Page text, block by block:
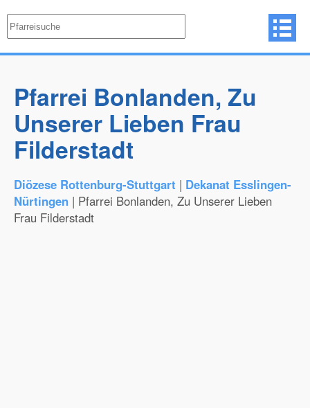
Pfarrei Bonlanden, Zu
Unserer Lieben Frau
Filderstadt
Diözese Rottenburg-Stuttgart | Dekanat Esslingen-
Nürtingen | Pfarrei Bonlanden, Zu Unserer Lieben
Frau Filderstadt